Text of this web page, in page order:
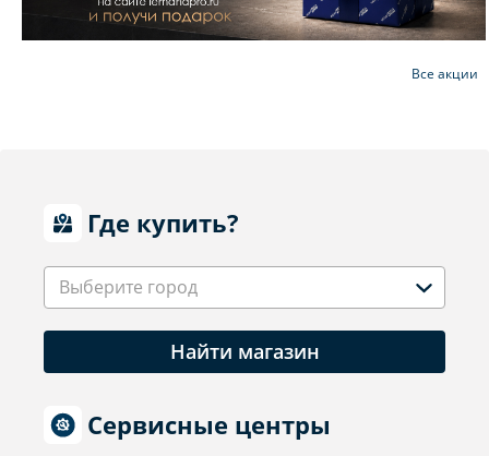
Все акции
Где купить?
Выберите город
Найти магазин
Сервисные центры